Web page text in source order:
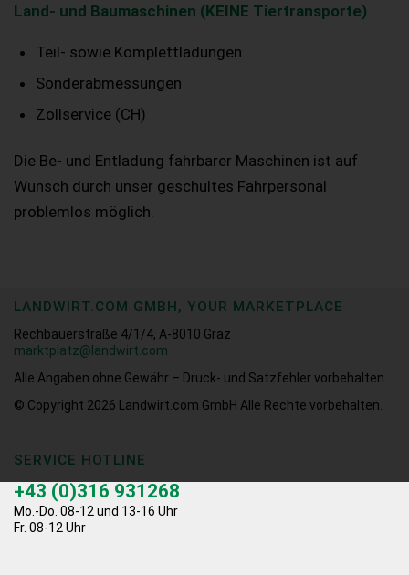
Land- und Baumaschinen (KEINE Tiertransporte)
Teil- sowie Komplettladungen
Sonderabmessungen
Zollservice (CH)
Die Be- und Entladung fahrbarer Maschinen ist auf
Wunsch durch unser geschultes Fahrpersonal
problemlos möglich.
LANDWIRT.COM GMBH, YOUR MARKETPLACE
Rechbauerstraße 4/1/4, A-8010 Graz
marktplatz@landwirt.com
Alle Angaben ohne Gewähr – Druck- und Satzfehler vorbehalten.
© Copyright 2026
Landwirt.com GmbH Alle Rechte vorbehalten.
SERVICE HOTLINE
+43 (0)316 931268
Mo.-Do. 08-12 und 13-16 Uhr
Fr. 08-12 Uhr